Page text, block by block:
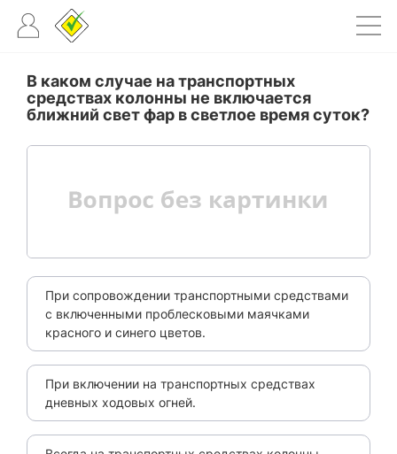
В каком случае на транспортных
средствах колонны не включается
ближний свет фар в светлое время суток?
При сопровождении транспортными средствами
с включенными проблесковыми маячками
красного и синего цветов.
При включении на транспортных средствах
дневных ходовых огней.